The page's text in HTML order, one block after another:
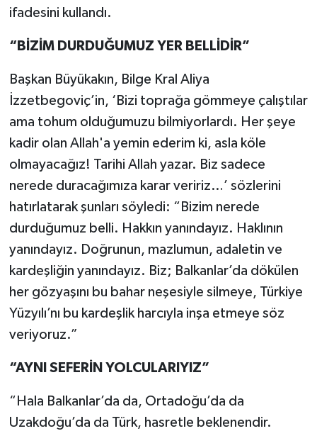
ifadesini kullandı.
“BİZİM DURDUĞUMUZ YER BELLİDİR”
Başkan Büyükakın, Bilge Kral Aliya
İzzetbegoviç’in, ‘Bizi toprağa gömmeye çalıştılar
ama tohum olduğumuzu bilmiyorlardı. Her şeye
kadir olan Allah'a yemin ederim ki, asla köle
olmayacağız! Tarihi Allah yazar. Biz sadece
nerede duracağımıza karar veririz…’ sözlerini
hatırlatarak şunları söyledi: “Bizim nerede
durduğumuz belli. Hakkın yanındayız. Haklının
yanındayız. Doğrunun, mazlumun, adaletin ve
kardeşliğin yanındayız. Biz; Balkanlar’da dökülen
her gözyaşını bu bahar neşesiyle silmeye, Türkiye
Yüzyılı’nı bu kardeşlik harcıyla inşa etmeye söz
veriyoruz.”
“AYNI SEFERİN YOLCULARIYIZ”
“Hala Balkanlar’da da, Ortadoğu’da da
Uzakdoğu’da da Türk, hasretle beklenendir.